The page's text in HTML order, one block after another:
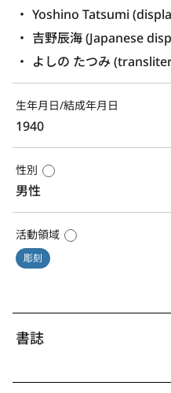
Yoshino Tatsumi
吉野辰海 (Japanese
よしの たつみ
生年月日/結成年月日
1940
性別
男性
活動領域
彫刻
書誌